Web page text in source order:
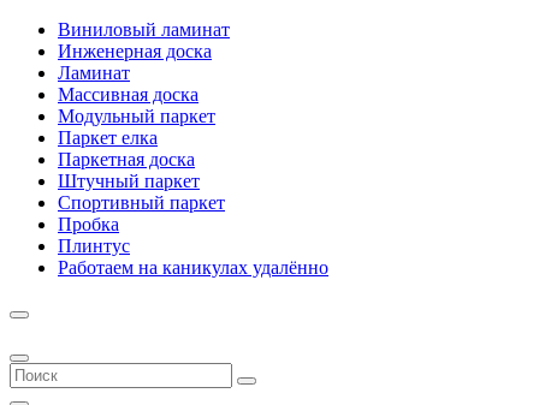
Виниловый ламинат
Инженерная доска
Ламинат
Массивная доска
Модульный паркет
Паркет елка
Паркетная доска
Штучный паркет
Спортивный паркет
Пробка
Плинтус
Работаем на каникулах удалённо